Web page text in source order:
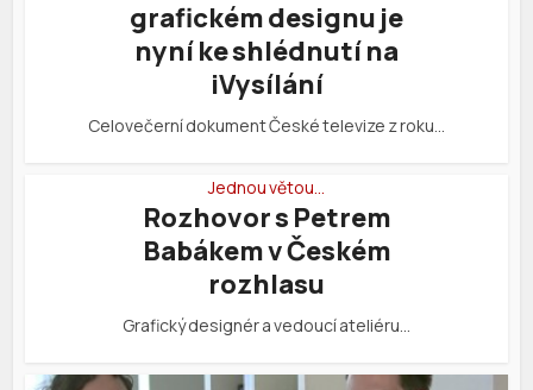
grafickém designu je
nyní ke shlédnutí na
iVysílání
Celovečerní dokument České televize z roku…
Jednou větou…
Rozhovor s Petrem
Babákem v Českém
rozhlasu
Grafický designér a vedoucí ateliéru…